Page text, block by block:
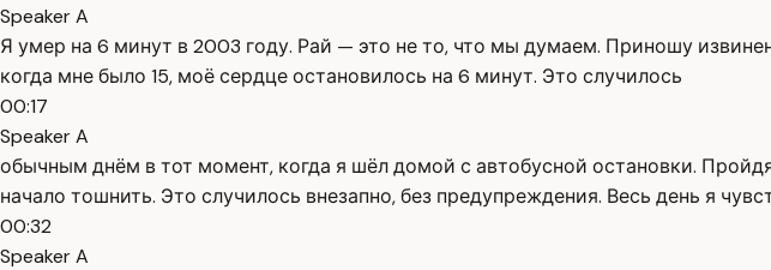
Speaker A
Я умер на 6 минут в 2003 году. Рай — это не то, что мы думаем. Приношу
когда мне было 15, моё сердце остановилось на 6 минут. Это случилось
00:17
Speaker A
обычным днём в тот момент, когда я шёл домой с автобусной остановки.
начало тошнить. Это случилось внезапно, без предупреждения. Весь день я
00:32
Speaker A